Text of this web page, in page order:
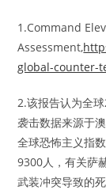
1.Command
Assessment,
global-counter-
2.该报告认为全
袭击数据来源于
全球恐怖主义指
9300人，有关萨
武装冲突导致的